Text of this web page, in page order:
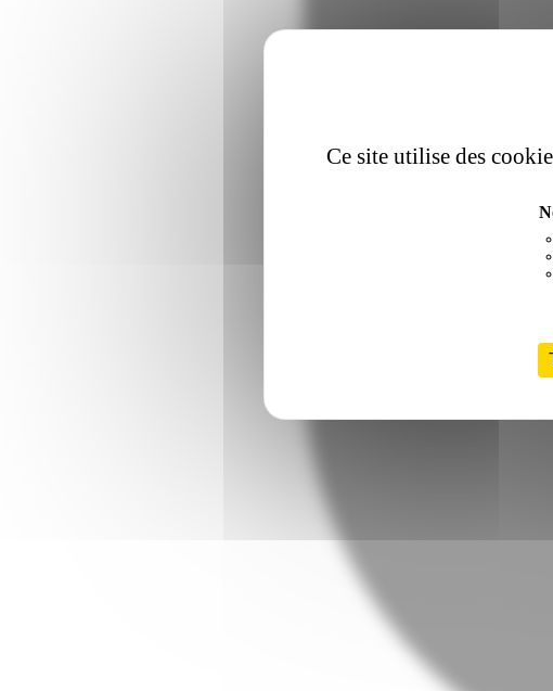
Ce site utilise des